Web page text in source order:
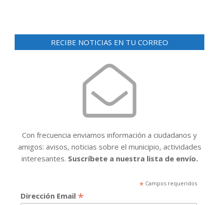
RECIBE NOTICIAS EN TU CORREO
Con frecuencia enviamos información a ciudadanos y
amigos: avisos, noticias sobre el municipio, actividades
interesantes. Suscríbete a nuestra lista de envío.
*Campos requeridos
Dirección Email *